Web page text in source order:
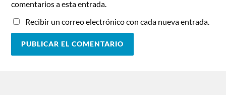
comentarios a esta entrada.
Recibir un correo electrónico con cada nueva entrada.